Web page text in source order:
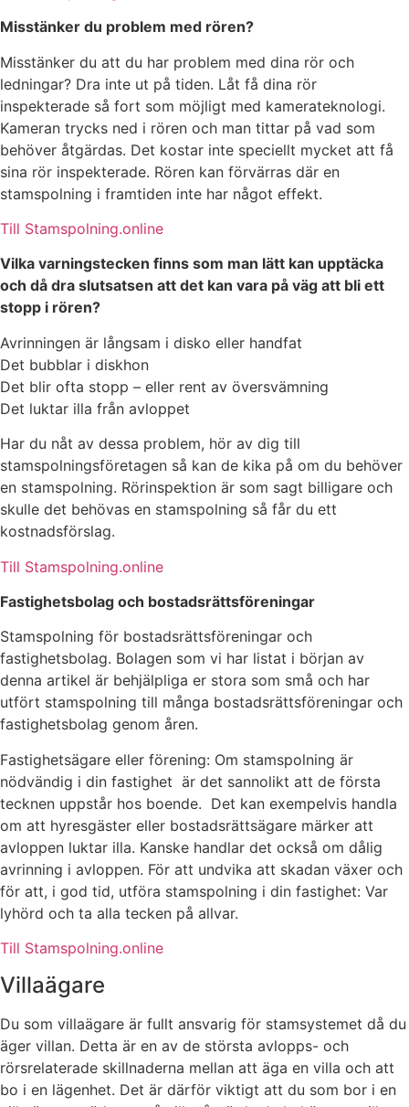
Misstänker du problem med rören?
Misstänker du att du har problem med dina rör och
ledningar? Dra inte ut på tiden. Låt få dina rör
inspekterade så fort som möjligt med kamerateknologi.
Kameran trycks ned i rören och man tittar på vad som
behöver åtgärdas. Det kostar inte speciellt mycket att få
sina rör inspekterade. Rören kan förvärras där en
stamspolning i framtiden inte har något effekt.
Till Stamspolning.online
Vilka varningstecken finns som man lätt kan upptäcka
och då dra slutsatsen att det kan vara på väg att bli ett
stopp i rören?
Avrinningen är långsam i disko eller handfat
Det bubblar i diskhon
Det blir ofta stopp – eller rent av översvämning
Det luktar illa från avloppet
Har du nåt av dessa problem, hör av dig till
stamspolningsföretagen så kan de kika på om du behöver
en stamspolning. Rörinspektion är som sagt billigare och
skulle det behövas en stamspolning så får du ett
kostnadsförslag.
Till Stamspolning.online
Fastighetsbolag och bostadsrättsföreningar
Stamspolning för bostadsrättsföreningar och
fastighetsbolag. Bolagen som vi har listat i början av
denna artikel är behjälpliga er stora som små och har
utfört stamspolning till många bostadsrättsföreningar och
fastighetsbolag genom åren.
Fastighetsägare eller förening: Om stamspolning är
nödvändig i din fastighet är det sannolikt att de första
tecknen uppstår hos boende. Det kan exempelvis handla
om att hyresgäster eller bostadsrättsägare märker att
avloppen luktar illa. Kanske handlar det också om dålig
avrinning i avloppen. För att undvika att skadan växer och
för att, i god tid, utföra stamspolning i din fastighet: Var
lyhörd och ta alla tecken på allvar.
Till Stamspolning.online
Villaägare
Du som villaägare är fullt ansvarig för stamsystemet då du
äger villan. Detta är en av de största avlopps- och
rörsrelaterade skillnaderna mellan att äga en villa och att
bo i en lägenhet. Det är därför viktigt att du som bor i en